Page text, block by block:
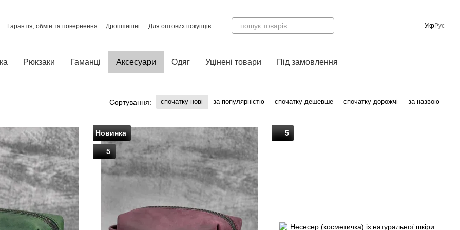
Гарантія, обмін та повернення Дропшипінг
Для оптових покупців
УкрРус
Рюкзаки Гаманці Аксесуари Одяг Уцінені товари Під замовлення
Сортування: спочатку нові за популярністю спочатку дешевше спочатку дорожчі за назвою
Новинка
5
5